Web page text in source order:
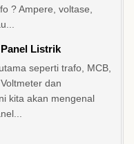
? Ampere, voltase,
Listrik
seperti trafo, MCB,
dan
kita akan mengenal